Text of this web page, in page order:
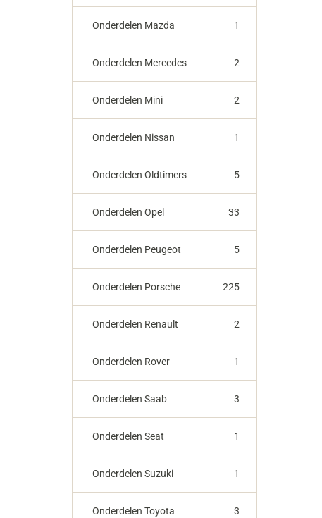
Onderdelen Mazda 1
Onderdelen Mercedes 2
Onderdelen Mini 2
Onderdelen Nissan 1
Onderdelen Oldtimers 5
Onderdelen Opel 33
Onderdelen Peugeot 5
Onderdelen Porsche 225
Onderdelen Renault 2
Onderdelen Rover 1
Onderdelen Saab 3
Onderdelen Seat 1
Onderdelen Suzuki 1
Onderdelen Toyota 3